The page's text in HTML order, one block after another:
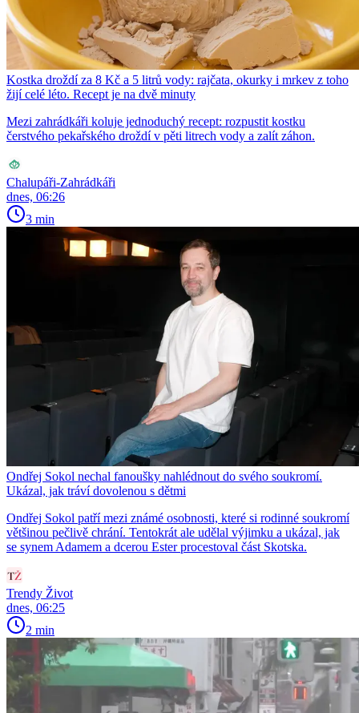
Kostka droždí za 8 Kč a 5 litrů vody: rajčata, okurky i mrkev z toho
žijí celé léto. Recept je na dvě minuty
Mezi zahrádkáři koluje jednoduchý recept: rozpustit kostku
čerstvého pekařského droždí v pěti litrech vody a zalít záhon.
Chalupáři-Zahrádkáři
dnes, 06:26
3 min
Ondřej Sokol nechal fanoušky nahlédnout do svého soukromí.
Ukázal, jak tráví dovolenou s dětmi
Ondřej Sokol patří mezi známé osobnosti, které si rodinné soukromí
většinou pečlivě chrání. Tentokrát ale udělal výjimku a ukázal, jak
se synem Adamem a dcerou Ester procestoval část Skotska.
Trendy Život
dnes, 06:25
2 min